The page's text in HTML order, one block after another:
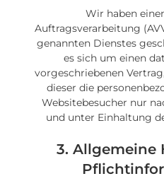
Wir haben
Auftragsverarbeitung
genannten Dienstes
es sich um einen
vorgeschriebenen
dieser die
Websitebesucher nur
und unter Einhaltung
3. Allgemeine